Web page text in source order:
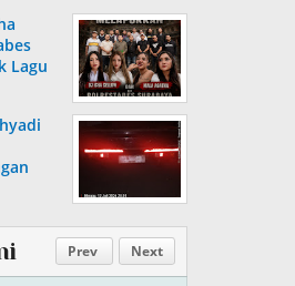
Lagu
Moral
Prev Next